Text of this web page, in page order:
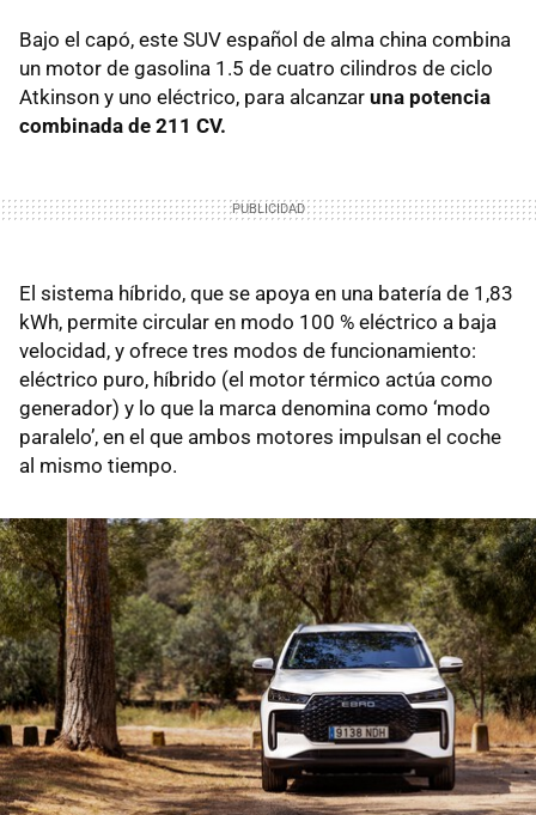
Bajo el capó, este SUV español de alma china combina
un motor de gasolina 1.5 de cuatro cilindros de ciclo
Atkinson y uno eléctrico, para alcanzar una potencia
combinada de 211 CV.
El sistema híbrido, que se apoya en una batería de 1,83
kWh, permite circular en modo 100 % eléctrico a baja
velocidad, y ofrece tres modos de funcionamiento:
eléctrico puro, híbrido (el motor térmico actúa como
generador) y lo que la marca denomina como ‘modo
paralelo’, en el que ambos motores impulsan el coche
al mismo tiempo.